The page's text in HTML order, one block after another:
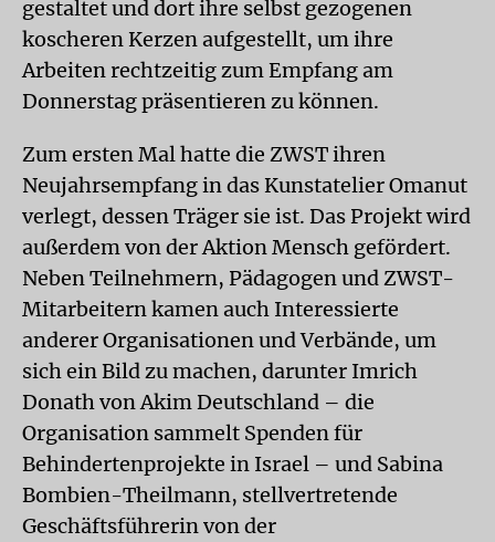
gestaltet und dort ihre selbst gezogenen
koscheren Kerzen aufgestellt, um ihre
Arbeiten rechtzeitig zum Empfang am
Donnerstag präsentieren zu können.
Zum ersten Mal hatte die ZWST ihren
Neujahrsempfang in das Kunstatelier Omanut
verlegt, dessen Träger sie ist. Das Projekt wird
außerdem von der Aktion Mensch gefördert.
Neben Teilnehmern, Pädagogen und ZWST-
Mitarbeitern kamen auch Interessierte
anderer Organisationen und Verbände, um
sich ein Bild zu machen, darunter Imrich
Donath von Akim Deutschland – die
Organisation sammelt Spenden für
Behindertenprojekte in Israel – und Sabina
Bombien-Theilmann, stellvertretende
Geschäftsführerin von der